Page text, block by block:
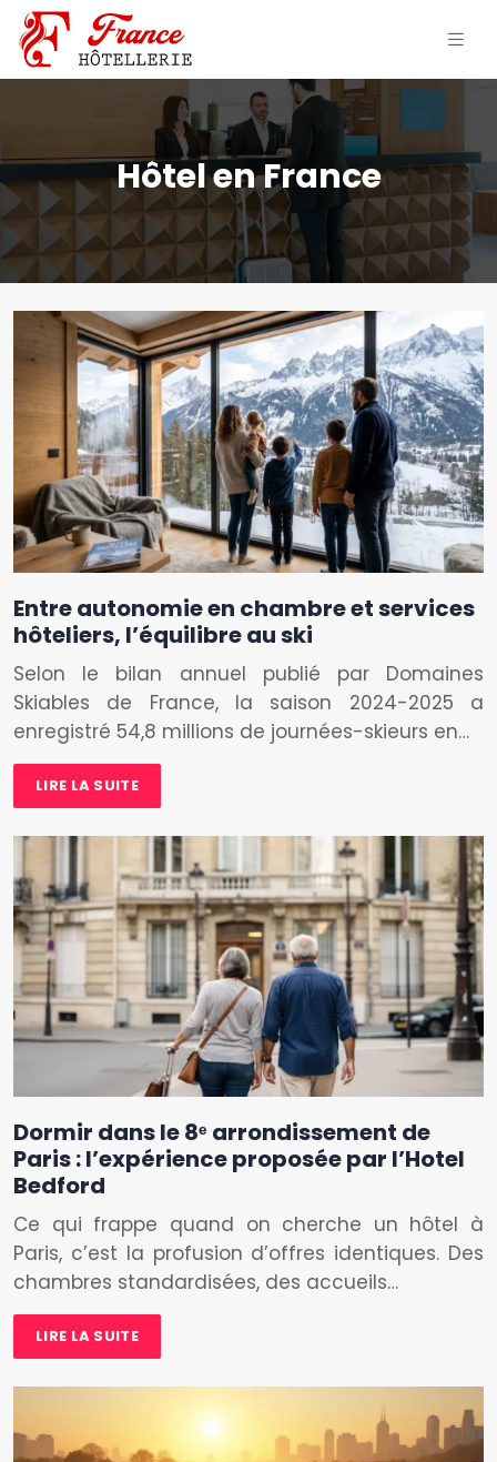
Hôtel en France
Entre autonomie en chambre et services
hôteliers, l’équilibre au ski
Selon le bilan annuel publié par Domaines
Skiables de France, la saison 2024-2025 a
enregistré 54,8 millions de journées-skieurs en…
LIRE LA SUITE
Dormir dans le 8ᵉ arrondissement de
Paris : l’expérience proposée par l’Hotel
Bedford
Ce qui frappe quand on cherche un hôtel à
Paris, c’est la profusion d’offres identiques. Des
chambres standardisées, des accueils…
LIRE LA SUITE